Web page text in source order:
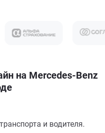
на Mercedes-Benz
и водителя.